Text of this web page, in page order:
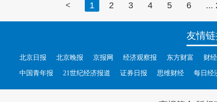
< 1 2 3 4 5 6 ...
友情
北京日报 北京晚报 京报网 经济观察报 东方财富 财
中国青年报 21世纪经济报道 证券日报 思维财经 每日经